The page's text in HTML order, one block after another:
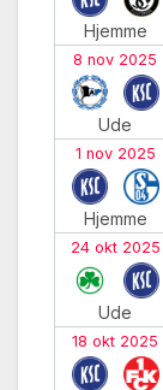
Hjemme
8 nov 2025
Ude
1 nov 2025
Hjemme
24 okt 2025
Ude
18 okt 2025